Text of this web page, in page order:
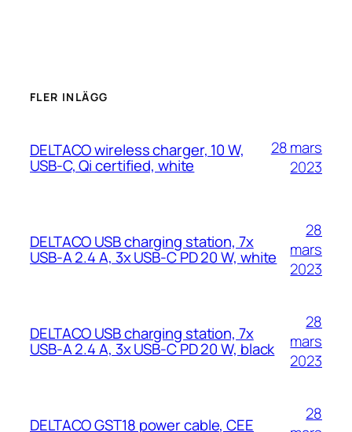
FLER INLÄGG
DELTACO wireless charger, 10 W,
USB-C, Qi certified, white
28 mars
2023
DELTACO USB charging station, 7x
USB-A 2.4 A, 3x USB-C PD 20 W, white
28
mars
2023
DELTACO USB charging station, 7x
USB-A 2.4 A, 3x USB-C PD 20 W, black
28
mars
2023
DELTACO GST18 power cable, CEE
28